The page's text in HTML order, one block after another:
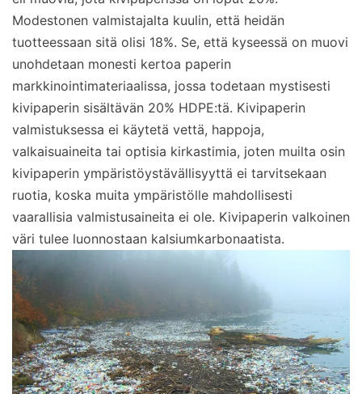
Modestonen valmistajalta kuulin, että heidän
tuotteessaan sitä olisi 18%. Se, että kyseessä on muovi
unohdetaan monesti kertoa paperin
markkinointimateriaalissa, jossa todetaan mystisesti
kivipaperin sisältävän 20% HDPE:tä. Kivipaperin
valmistuksessa ei käytetä vettä, happoja,
valkaisuaineita tai optisia kirkastimia, joten muilta osin
kivipaperin ympäristöystävällisyyttä ei tarvitsekaan
ruotia, koska muita ympäristölle mahdollisesti
vaarallisia valmistusaineita ei ole. Kivipaperin valkoinen
väri tulee luonnostaan kalsiumkarbonaatista.